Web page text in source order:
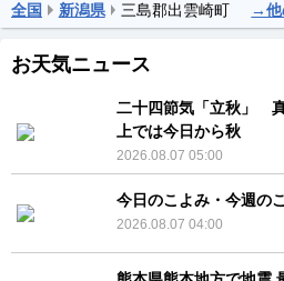
全国 新潟県 三島郡出雲崎町 →他
お天気ニュース
二十四節気「立秋」
上では今日から秋
2026.08.07 05:00
今日のこよみ・今週の
2026.08.07 04:00